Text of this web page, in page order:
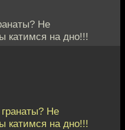
Не
катимся на дно!!!
Не
катимся на дно!!!